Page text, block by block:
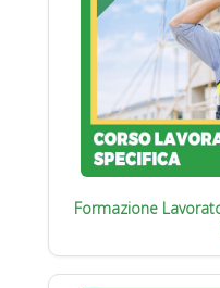
Formazione